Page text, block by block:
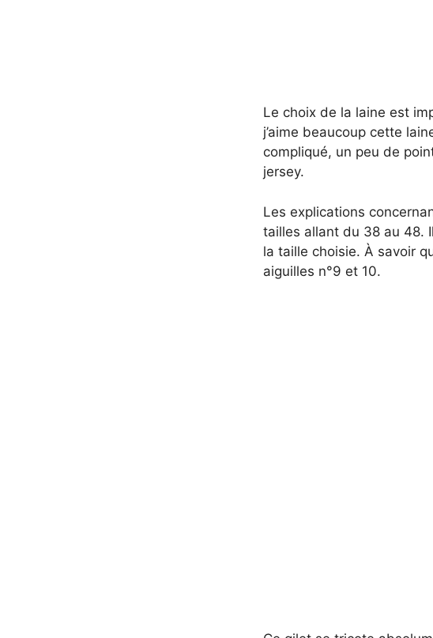
Le choix de la laine est
j’aime beaucoup cette
compliqué, un peu de
jersey.
Les explications
tailles allant du 38 au 48.
la taille choisie. À savoir
aiguilles n°9 et 10.